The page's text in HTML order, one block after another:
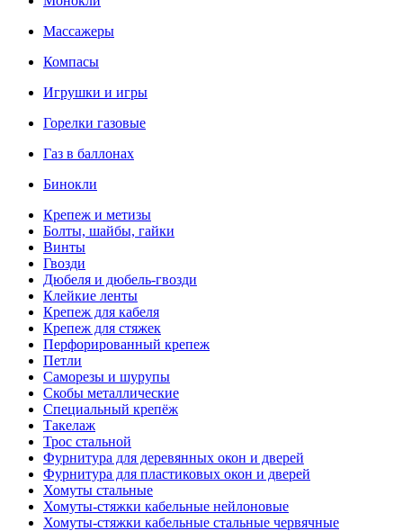
Массажеры
Компасы
Игрушки и игры
Горелки газовые
Газ в баллонах
Бинокли
Крепеж и метизы
Болты, шайбы, гайки
Винты
Гвозди
Дюбеля и дюбель-гвозди
Клейкие ленты
Крепеж для кабеля
Крепеж для стяжек
Перфорированный крепеж
Петли
Саморезы и шурупы
Скобы металлические
Специальный крепёж
Такелаж
Трос стальной
Фурнитура для деревянных окон и дверей
Фурнитура для пластиковых окон и дверей
Хомуты стальные
Хомуты-стяжки кабельные нейлоновые
Хомуты-стяжки кабельные стальные червячные